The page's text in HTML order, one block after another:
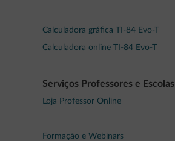
Calculadora gráfica TI-84 Evo-T
Calculadora online TI-84 Evo-T
Serviços Professores e Escolas
Loja Professor Online
Formação e Webinars